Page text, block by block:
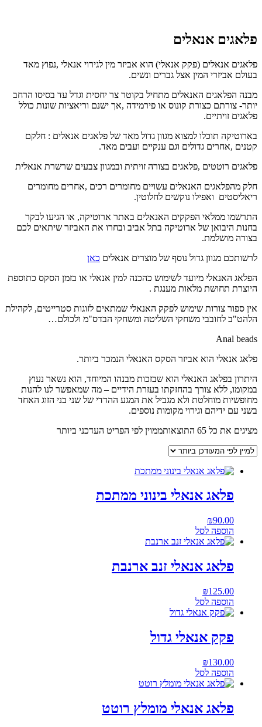
פלאגים אנאלים
פלאגים אנאלים (פקק אנאלי) הוא אביזר מין לגירוי אנאלי ,נפוץ מאד
בעולם אביזרי המין אצל גברים ונשים.
מבנה הפלאגים האנאלים מתחיל בקוטר צר יחסית וגדל עד בסיסו הרחב
יותר- צורתם כצורת קונוס או פירמידה ,אך ישנם וריאציות שונות כולל
פלאגים זויתיים.
בארוטיקה תוכלו למצוא מגוון גדול מאד של פלאגים אנאלים : חלקם
קטנים ,אחרים גדולים וגם ענקיים ועבים מאד.
פלאגים רוטטים ,פלאגים בצורה זויתית ובמגוון צבעים שרשרת אנאלית
חלק מהפלאגים האנאלים עשויים מחומרים רכים ,אחרים מחומרים
ריאליסטים ואפילו נוקשים לחלוטין.
התרשמו ממלאי הפקקים האנאלים באתר ארוטיקה, או הגיעו לבקר
בחנות היבואן של ארוטיקה בתל אביב ובחרו את האביזר שיתאים לכם
בצורה מושלמת.
לרשותכם מגוון גדול נוסף של מוצרים אנאלים כאן
הפלאג האנאלי מיועד לשימוש כהכנה למין אנאלי או בזמן הסקס כתוספת
היוצרת תחושת מלאות מענגת .
אין ספור צורות שימוש לפקק האנאלי שמתאים לזוגות סטרייטים, לקהילת
הלהט"ב לחובבי משחקי השליטה ומשחקי הבדס"מ ולכולם…
Anal beads
פלאג אנאלי הוא אביזר הסקס האנאלי הנמכר ביותר.
היתרון בפלאג האנאלי הוא שבזכות מבנהו המיוחד, הוא נשאר נעוץ
במקומו, ללא צורך בהחזקתו בעזרת הידיים – מה שמאפשר לנו להנות
מחופשיות מוחלטת ולא מגביל את המגע ההדדי של שני בני הזוג האחד
בשני עם ידיהם וגירוי מקומות נוספים.
מציגים את כל ⁦65⁩ התוצאות
ממוין לפי הפריט העדכני ביותר
פלאג אנאלי בינוני ממתכת
₪90.00
הוספה לסל
פלאג אנאלי זנב ארנבת
₪125.00
הוספה לסל
פקק אנאלי גדול
₪130.00
הוספה לסל
פלאג אנאלי מומלץ רוטט